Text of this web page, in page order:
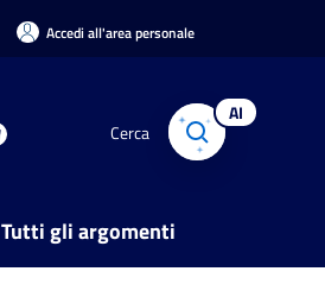
Accedi all'area personale
Cerca
AI
Tutti gli argomenti